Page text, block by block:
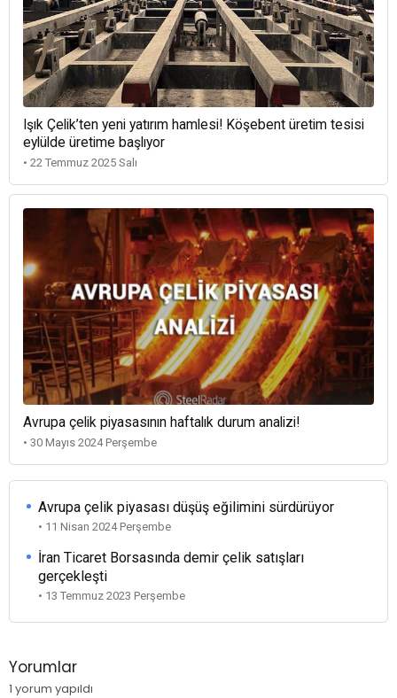
Işık Çelik’ten yeni yatırım hamlesi! Köşebent üretim tesisi
eylülde üretime başlıyor
• 22 Temmuz 2025 Salı
Avrupa çelik piyasasının haftalık durum analizi!
• 30 Mayıs 2024 Perşembe
Avrupa çelik piyasası düşüş eğilimini sürdürüyor
• 11 Nisan 2024 Perşembe
İran Ticaret Borsasında demir çelik satışları
gerçekleşti
• 13 Temmuz 2023 Perşembe
Yorumlar
1 yorum yapıldı